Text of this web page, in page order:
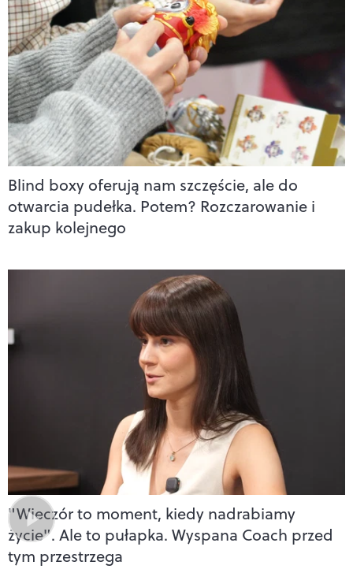
Blind boxy oferują nam szczęście, ale do
otwarcia pudełka. Potem? Rozczarowanie i
zakup kolejnego
"Wieczór to moment, kiedy nadrabiamy
życie". Ale to pułapka. Wyspana Coach przed
tym przestrzega